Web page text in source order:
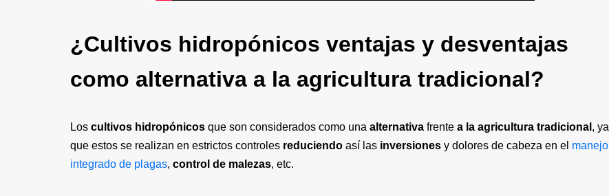
¿Cultivos hidropónicos ventajas y desventajas
como alternativa a la agricultura tradicional?
Los cultivos hidropónicos que son considerados como una alternativa frente a la agricultura tradicional , ya
que estos se realizan en estrictos controles reduciendo así las inversiones y dolores de cabeza en el manejo
integrado de plagas, control de malezas, etc.